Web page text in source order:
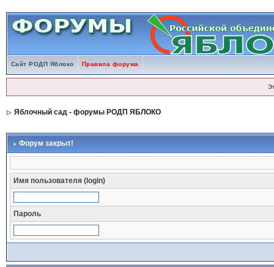
Сайт РОДП Яблоко Правила форума
Яблочный сад - форумы РОДП ЯБЛОКО
Форум закрыт!
Имя пользователя (login)
Пароль